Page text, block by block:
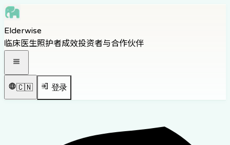
Skip to navigation
Skip to footer
Elderwise
临床医生照护者成效投资者与合作伙伴
🇨🇳 登录